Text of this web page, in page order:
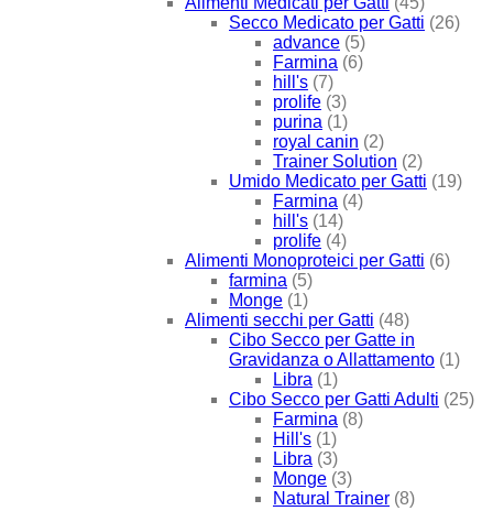
Secco Medicato per Gatti (26)
advance (5)
Farmina (6)
hill's (7)
prolife (3)
purina (1)
royal canin (2)
Trainer Solution (2)
Umido Medicato per Gatti (19)
Farmina (4)
hill's (14)
prolife (4)
Alimenti Monoproteici per Gatti (6)
farmina (5)
Monge (1)
Alimenti secchi per Gatti (48)
Cibo Secco per Gatte in
Gravidanza o Allattamento (1)
Libra (1)
Cibo Secco per Gatti Adulti (25)
Farmina (8)
Hill's (1)
Libra (3)
Monge (3)
Natural Trainer (8)